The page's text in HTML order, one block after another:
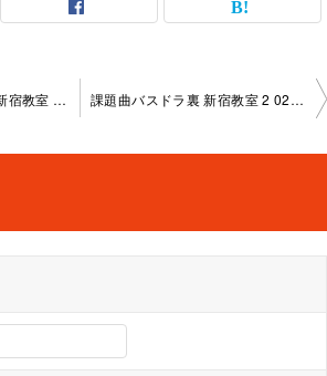
フィルでの体の使い方 新宿教室 2023-8-25 no0038-1116 課題曲バスドラ裏 新宿教室 2 023-8-30 no0038-1116